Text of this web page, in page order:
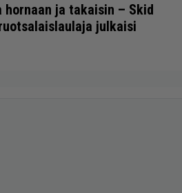
hornaan ja takaisin – Skid
julkaisi